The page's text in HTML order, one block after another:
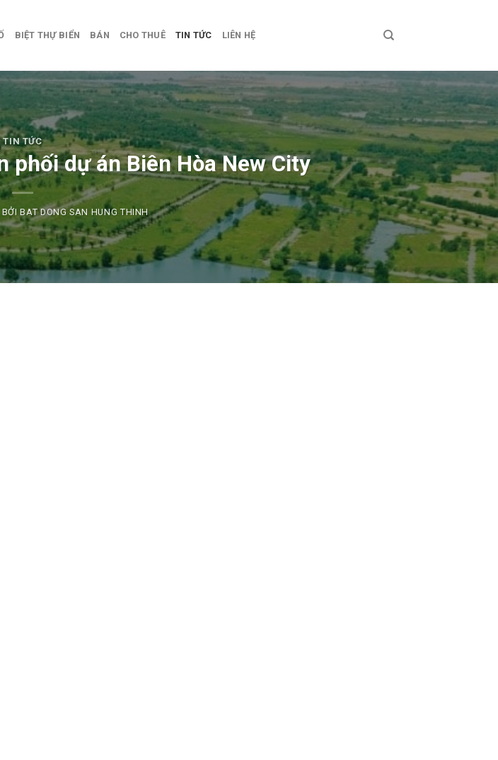
BIỆT THỰ BIỂN BÁN CHO THUÊ TIN TỨC LIÊN HỆ
TIN TỨC
phối dự án Biên Hòa New City
BỞIBAT DONG SAN HUNG THINH